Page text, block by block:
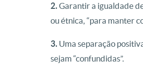
2.Garantir a igualdade
ou étnica, “para manter
3. Uma separação
sejam “confundidas”.